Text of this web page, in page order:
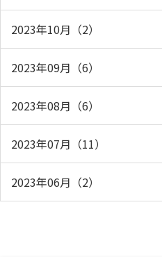
2023年10月（2）
2023年09月（6）
2023年08月（6）
2023年07月（11）
2023年06月（2）